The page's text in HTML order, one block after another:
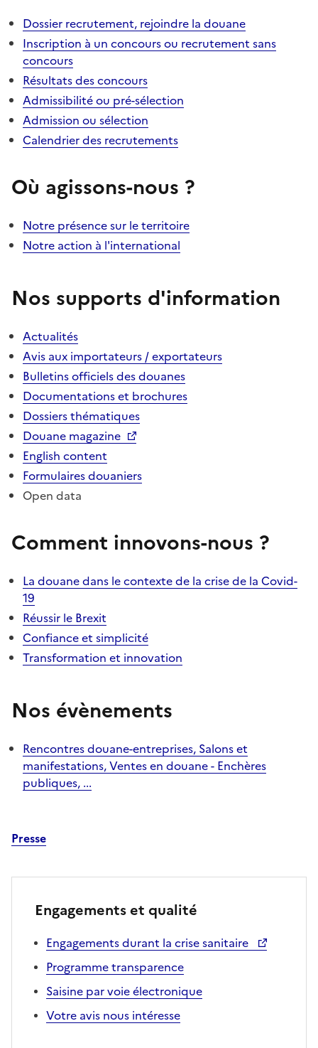
Dossier recrutement, rejoindre la douane
Inscription à un concours ou recrutement sans
concours
Résultats des concours
Admissibilité ou pré-sélection
Admission ou sélection
Calendrier des recrutements
Où agissons-nous ?
Notre présence sur le territoire
Notre action à l'international
Nos supports d'information
Actualités
Avis aux importateurs / exportateurs
Bulletins officiels des douanes
Documentations et brochures
Dossiers thématiques
Douane magazine
English content
Formulaires douaniers
Open data
Comment innovons-nous ?
La douane dans le contexte de la crise de la Covid-
19
Réussir le Brexit
Confiance et simplicité
Transformation et innovation
Nos évènements
Rencontres douane-entreprises, Salons et
manifestations, Ventes en douane- Enchères
publiques, ...
Presse
Engagements et qualité
Engagements durant la crise sanitaire
Programme transparence
Saisine par voie électronique
Votre avis nous intéresse